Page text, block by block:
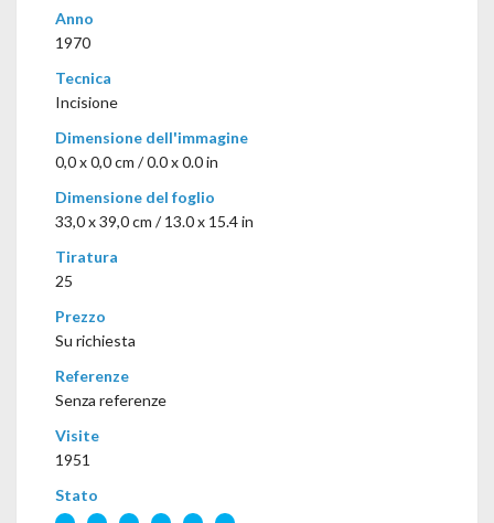
Anno
1970
Tecnica
Incisione
Dimensione dell'immagine
0,0 x 0,0 cm / 0.0 x 0.0 in
Dimensione del foglio
33,0 x 39,0 cm / 13.0 x 15.4 in
Tiratura
25
Prezzo
Su richiesta
Referenze
Senza referenze
Visite
1951
Stato